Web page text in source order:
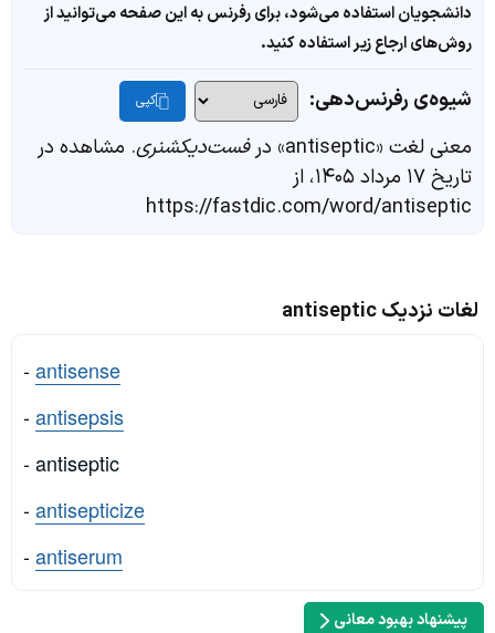
دانشجویان استفاده می‌شود، برای رفرنس به این صفحه می‌توانید از
روش‌های ارجاع زیر استفاده کنید.
شیوه‌ی رفرنس‌دهی: کپی
معنی لغت «antiseptic» در فست‌دیکشنری. مشاهده در
تاریخ ۱۷ مرداد ۱۴۰۵، از
https://fastdic.com/word/antiseptic
لغات نزدیک antiseptic
-antisense
-antisepsis
- antiseptic
-antisepticize
-antiserum
پیشنهاد بهبود معانی